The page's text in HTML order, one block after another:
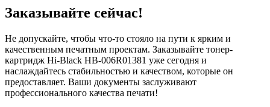
Заказывайте сейчас!
Не допускайте, чтобы что-то стояло на пути к ярким и
качественным печатным проектам. Заказывайте тонер-
картридж Hi-Black HB-006R01381 уже сегодня и
наслаждайтесь стабильностью и качеством, которые он
предоставляет. Ваши документы заслуживают
профессионального качества печати!